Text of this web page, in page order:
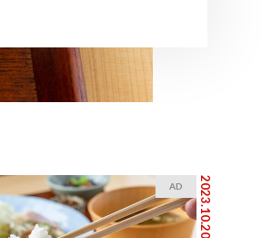
2023.10.20
AD